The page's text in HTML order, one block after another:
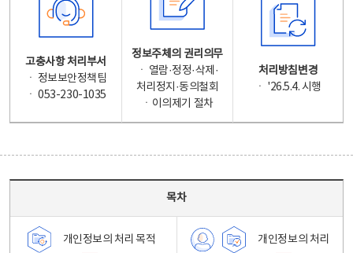
고충사항 처리부서
ㆍ 정보보안정책팀
ㆍ 053-230-1035
정보주체의 권리의무
ㆍ 열람·정정·삭제·
처리정지·동의철회
ㆍ이의제기 절차
처리방침변경
ㆍ '26.5.4. 시행
목차
개인정보의 처리 목적
개인정보의 처리